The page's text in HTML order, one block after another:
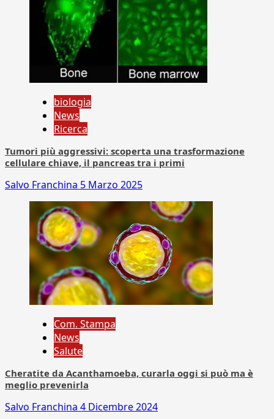
biologia
News
Ricerca
Tumori più aggressivi: scoperta una trasformazione
cellulare chiave, il pancreas tra i primi
Salvo Franchina 5 Marzo 2025
Com. Stampa
News
Salute
Cheratite da Acanthamoeba, curarla oggi si può ma è
meglio prevenirla
Salvo Franchina 4 Dicembre 2024